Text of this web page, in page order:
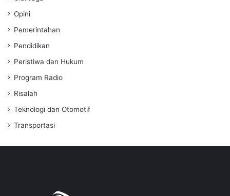
Opini
Pemerintahan
Pendidikan
Peristiwa dan Hukum
Program Radio
Risalah
Teknologi dan Otomotif
Transportasi